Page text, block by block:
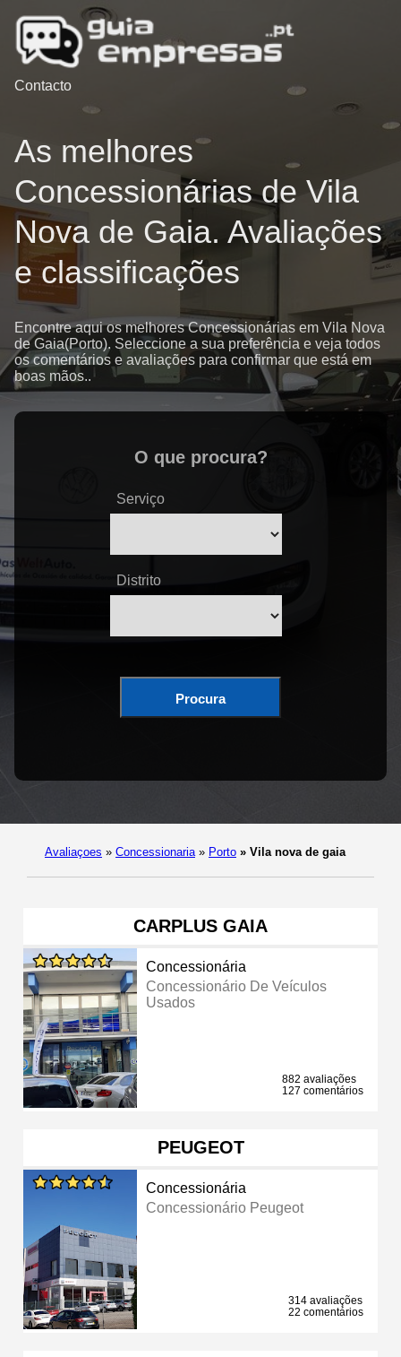
Contacto
As melhores
Concessionárias de Vila
Nova de Gaia. Avaliações
e classificações
Encontre aqui os melhores Concessionárias em Vila Nova
de Gaia(Porto). Seleccione a sua preferência e veja todos
os comentários e avaliações para confirmar que está em
boas mãos..
O que procura?
Serviço
Distrito
Procura
Avaliaçoes » Concessionaria » Porto » Vila nova de gaia
CARPLUS GAIA
Concessionária
Concessionário De Veículos
Usados
882 avaliações
127 comentários
PEUGEOT
Concessionária
Concessionário Peugeot
314 avaliações
22 comentários